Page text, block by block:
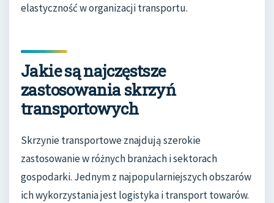
elastyczność w organizacji transportu.
Jakie są najczęstsze
zastosowania skrzyń
transportowych
Skrzynie transportowe znajdują szerokie
zastosowanie w różnych branżach i sektorach
gospodarki. Jednym z najpopularniejszych obszarów
ich wykorzystania jest logistyka i transport towarów.